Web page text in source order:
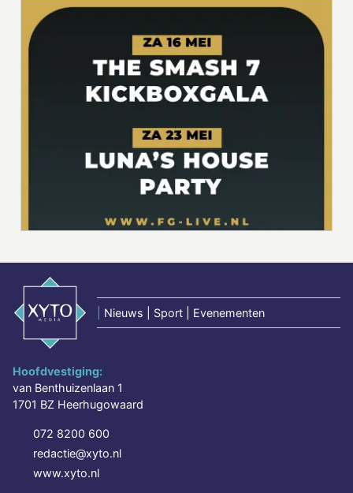
Nieuws | Sport | Evenementen
Hoofdvestiging:
van Benthuizenlaan 1
1701 BZ Heerhugowaard
072 8200 600
redactie@xyto.nl
www.xyto.nl